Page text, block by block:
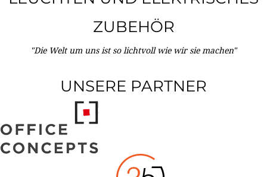
ZUBEHÖR
"Die Welt um uns ist so lichtvoll wie wir sie machen"
UNSERE PARTNER